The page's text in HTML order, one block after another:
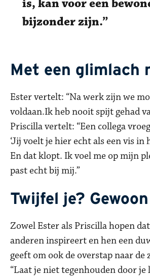
is, kan voor een
bijzonder zijn.
Met een glimlach
Ester vertelt: “Na werk zijn we
voldaan.Ik heb nooit spijt gehad
Priscilla vertelt: “Een collega
‘Jij voelt je hier echt als een vis in
En dat klopt. Ik voel me op mijn
past echt bij mij.”
Twijfel je?
Zowel Ester als Priscilla hopen
anderen inspireert en hen een
geeft om ook de overstap naar de
“Laat je niet tegenhouden door je